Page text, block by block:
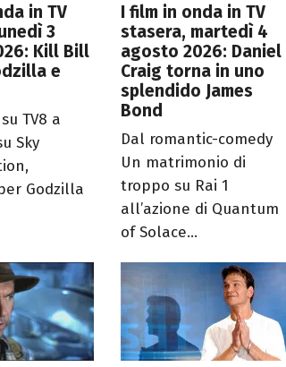
in TV
3
Kill Bill
e
TV8 a
Sky
Godzilla
I film in onda in TV
stasera, martedì 4
agosto 2026: Daniel
Craig torna in uno
splendido James
Bond
Dal romantic-comedy
Un matrimonio di
troppo su Rai 1
all’azione di Quantum
of Solace...